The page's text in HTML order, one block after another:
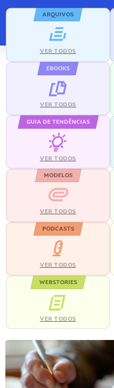
ARQUIVOS
VER TODOS
EBOOKS
VER TODOS
GUIA DE TENDÊNCIAS
VER TODOS
MODELOS
VER TODOS
PODCASTS
VER TODOS
WEBSTORIES
VER TODOS